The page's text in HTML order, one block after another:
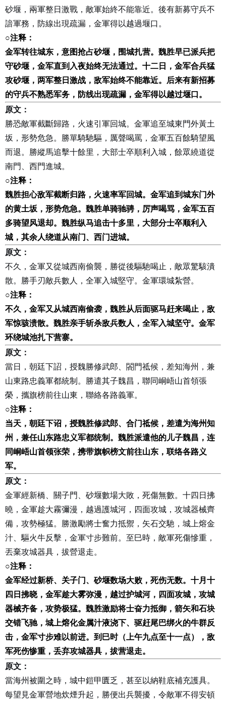
砂堰，兩軍整日激戰，敵軍始終不能靠近。後有新募守兵不
諳軍務，防線出現疏漏，金軍得以越過堰口。
○注释：
金军转往城东，意图抢占砂堰，围城扎营。魏胜早已派兵把
守砂堰，金军直到入夜始终无法通过。十二日，金军合兵猛
攻砂堰，两军整日激战，敌军始终不能靠近。后来有新招募
的守兵不熟悉军务，防线出现疏漏，金军得以越过堰口。
原文：
勝恐敵軍截斷歸路，火速引軍回城。金軍追至城東門外黃土
坂，形勢危急。勝單騎馳驅，厲聲喝罵，金軍五百餘騎望風
而退。勝縱馬追擊十餘里，大部士卒順利入城，餘眾繞道從
南門、西門進城。
○注释：
魏胜担心敌军截断归路，火速率军回城。金军追到城东门外
的黄土坂，形势危急。魏胜单骑驰骋，厉声喝骂，金军五百
多骑望风退却。魏胜纵马追击十多里，大部分士卒顺利入
城，其余人绕道从南门、西门进城。
原文：
不久，金軍又從城西南偷襲，勝從後驅馳喝止，敵眾驚駭潰
散。勝手刃敵兵數人，全軍入城堅守。金軍環城紮營。
○注释：
不久，金军又从城西南偷袭，魏胜从后面驱马赶来喝止，敌
军惊骇溃散。魏胜亲手斩杀敌兵数人，全军入城坚守。金军
环绕城池扎下营寨。
原文：
當日，朝廷下詔，授魏勝修武郎、閤門祗候，差知海州，兼
山東路忠義軍都統制。勝遣其子魏昌，聯同峒峿山首領張
榮，攜旗榜前往山東，聯絡各路義軍。
○注释：
当天，朝廷下诏，授魏胜修武郎、合门祗候，差遣为海州知
州，兼任山东路忠义军都统制。魏胜派遣他的儿子魏昌，连
同峒峿山首领张荣，携带旗帜榜文前往山东，联络各路义
军。
原文：
金軍經新橋、關子門、砂堰數場大敗，死傷無數。十四日拂
曉，金軍趁大霧彌漫，越過護城河，四面攻城，攻城器械齊
備，攻勢極猛。勝激勵將士奮力抵禦，矢石交馳，城上熔金
汁、驅火牛反擊，金軍寸步難前。至巳時，敵軍死傷慘重，
丟棄攻城器具，拔營退走。
○注释：
金军经过新桥、关子门、砂堰数场大败，死伤无数。十月十
四日拂晓，金军趁大雾弥漫，越过护城河，四面攻城，攻城
器械齐备，攻势极猛。魏胜激励将士奋力抵御，箭矢和石块
交错飞驰，城上熔化金属汁液浇下、驱赶尾巴绑火的牛群反
击，金军寸步难以前进。到巳时（上午九点至十一点），敌
军死伤惨重，丢弃攻城器具，拔营退走。
原文：
當海州被圍之時，城中鎧甲匱乏，甚至以納鞋底補充護具。
每望見金軍營地炊煙升起，勝便出兵襲擾，令敵軍不得安頓